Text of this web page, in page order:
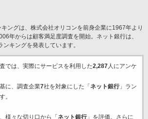
ングは、株式会社オリコンを前身企業に1967年より
年からは顧客満足度調査を開始。ネット銀行は、
ンキングを発表しています。
では、実際にサービスを利用した2,287人にアンケ
に、調査企業7社を対象にした「 ネット銀行」ラン
。
様々な切り口から「 ネット銀行」を評価。さらに